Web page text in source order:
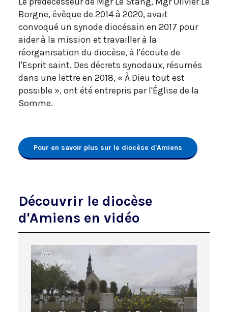
Borgne, évêque de 2014 à 2020, avait
convoqué un synode diocésain en 2017 pour
aider à la mission et travailler à la
réorganisation du diocèse, à l'écoute de
l'Esprit saint. Des décrets synodaux, résumés
dans une lettre en 2018, « À Dieu tout est
possible », ont été entrepris par l'Église de la
Somme.
Pour en savoir plus sur le diocèse d'Amiens
Découvrir le diocèse
d'Amiens en vidéo